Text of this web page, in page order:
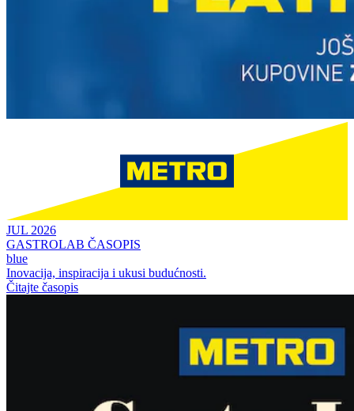
JUL 2026
GASTROLAB ČASOPIS
blue
Inovacija, inspiracija i ukusi budućnosti.
Čitajte časopis